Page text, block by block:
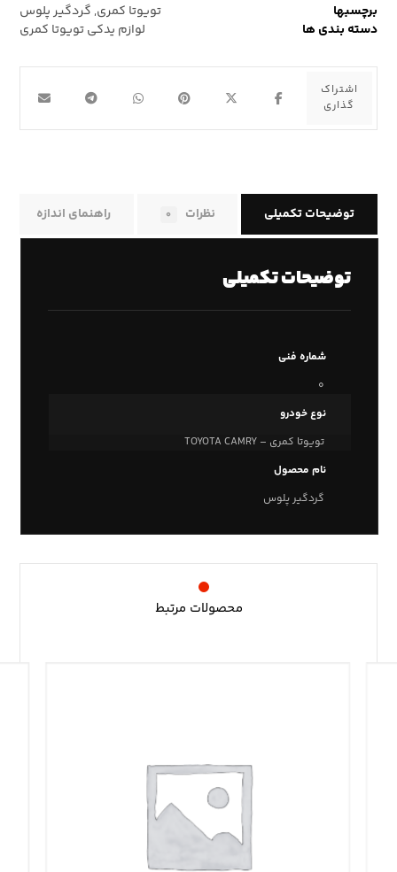
برچسبها تویوتا کمری, گردگیر پلوس
دسته بندی ها
لوازم یدکی تویوتا کمری
توضیحات تکمیلی نظرات ۰ راهنمای اندازه
توضیحات تکمیلی
شماره فنی
۰
نوع خودرو
تویوتا کمری – TOYOTA CAMRY
نام محصول
گردگیر پلوس
محصولات مرتبط